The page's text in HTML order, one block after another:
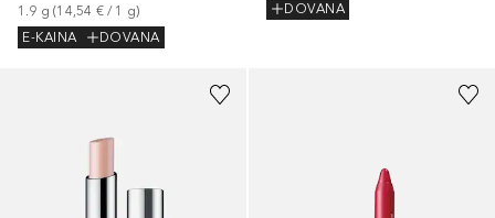
1.9 g (14,54 € / 1 g)
E-KAINA
DOVANA
DOVANA